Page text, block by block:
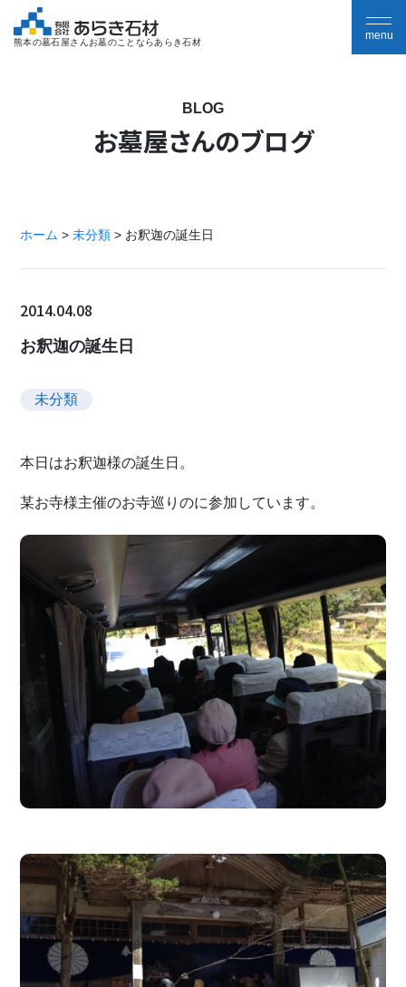
熊本の墓石屋さんお墓のことならあらき石材
BLOG
お墓屋さんのブログ
ホーム >未分類 > お釈迦の誕生日
2014.04.08
お釈迦の誕生日
未分類
本日はお釈迦様の誕生日。
某お寺様主催のお寺巡りのに参加しています。